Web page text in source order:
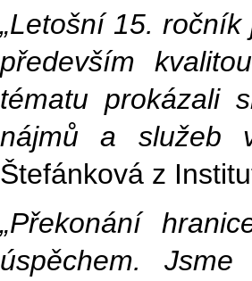
„Letošní 15.
především
tématu prokázali
nájmů a služeb
Štefánková z
„Překonání
úspěchem.